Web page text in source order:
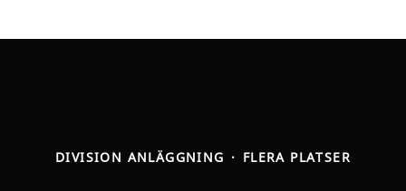
DIVISION ANLÄGGNING · FLERA PLATSER